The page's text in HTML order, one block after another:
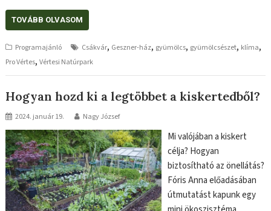
TOVÁBB OLVASOM
Programajánló Csákvár, Geszner-ház, gyümölcs, gyümölcsészet, klíma,
Pro Vértes,Vértesi Natúrpark
Hogyan hozd ki a legtöbbet a kiskertedből?
2024. január 19. Nagy József
Mi valójában a kiskert
célja? Hogyan
biztosítható az önellátás?
Fóris Anna előadásában
útmutatást kapunk egy